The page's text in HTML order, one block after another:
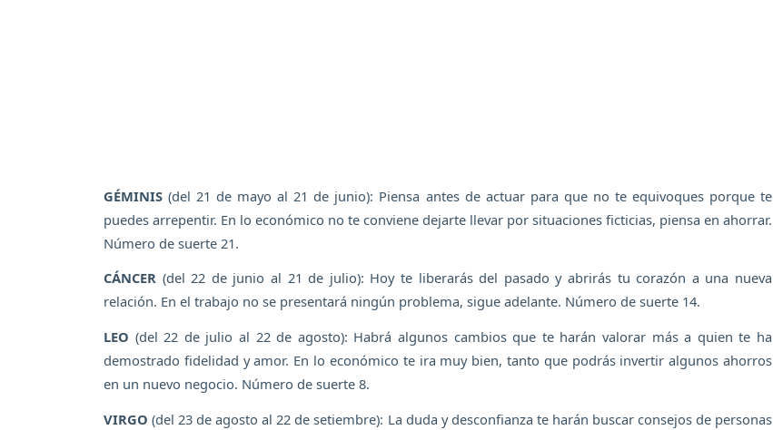
GÉMINIS (del 21 de mayo al 21 de junio): Piensa antes de actuar para que no te equivoques porque te
puedes arrepentir. En lo económico no te conviene dejarte llevar por situaciones ficticias, piensa en ahorrar.
Número de suerte 21.
CÁNCER (del 22 de junio al 21 de julio): Hoy te liberarás del pasado y abrirás tu corazón a una nueva
relación. En el trabajo no se presentará ningún problema, sigue adelante. Número de suerte 14.
LEO (del 22 de julio al 22 de agosto): Habrá algunos cambios que te harán valorar más a quien te ha
demostrado fidelidad y amor. En lo económico te ira muy bien, tanto que podrás invertir algunos ahorros
en un nuevo negocio. Número de suerte 8.
VIRGO (del 23 de agosto al 22 de setiembre): La duda y desconfianza te harán buscar consejos de personas